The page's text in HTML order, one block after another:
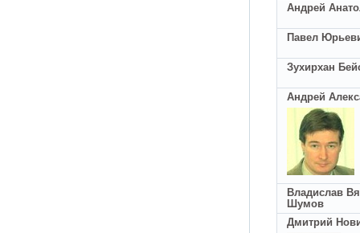
Андрей
Павел
Зухирхан
Андрей
Владислав
Шумов
Дмитрий